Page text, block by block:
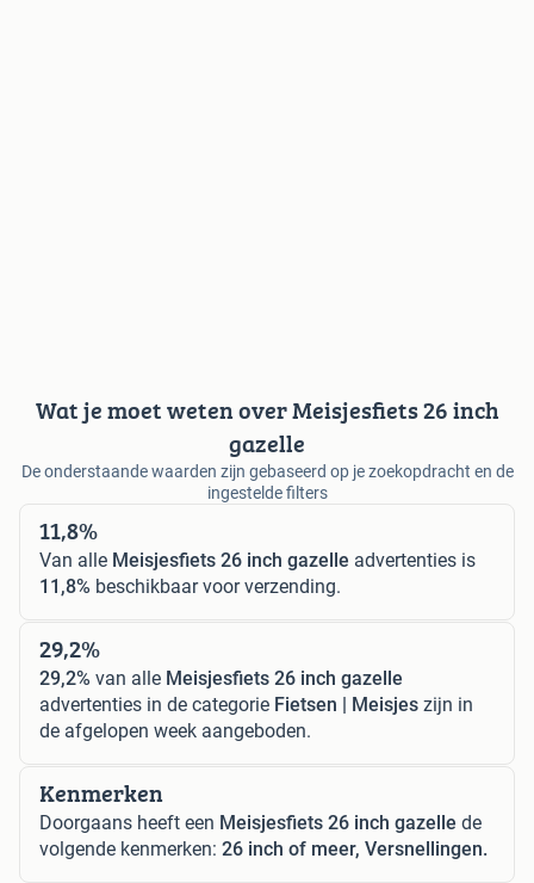
Wat je moet weten over Meisjesfiets 26 inch
gazelle
De onderstaande waarden zijn gebaseerd op je zoekopdracht en de
ingestelde filters
11,8%
Van alle Meisjesfiets 26 inch gazelle advertenties is
11,8% beschikbaar voor verzending.
29,2%
29,2% van alle Meisjesfiets 26 inch gazelle
advertenties in de categorie Fietsen | Meisjes zijn in
de afgelopen week aangeboden.
Kenmerken
Doorgaans heeft een Meisjesfiets 26 inch gazelle de
volgende kenmerken: 26 inch of meer, Versnellingen.